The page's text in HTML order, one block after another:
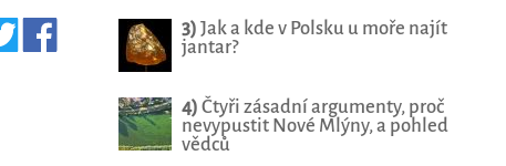
3) Jak a kde v Polsku u moře najít
jantar?
4) Čtyři zásadní argumenty, proč
nevypustit Nové Mlýny, a pohled
vědců